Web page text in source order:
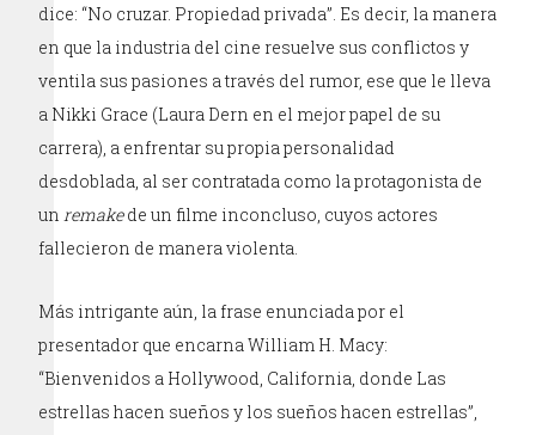
dice: “No cruzar. Propiedad privada”. Es decir, la manera
en que la industria del cine resuelve sus conflictos y
ventila sus pasiones a través del rumor, ese que le lleva
a Nikki Grace (Laura Dern en el mejor papel de su
carrera), a enfrentar su propia personalidad
desdoblada, al ser contratada como la protagonista de
un remakede un filme inconcluso, cuyos actores
fallecieron de manera violenta.
Más intrigante aún, la frase enunciada por el
presentador que encarna William H. Macy:
“Bienvenidos a Hollywood, California, donde Las
estrellas hacen sueños y los sueños hacen estrellas”,